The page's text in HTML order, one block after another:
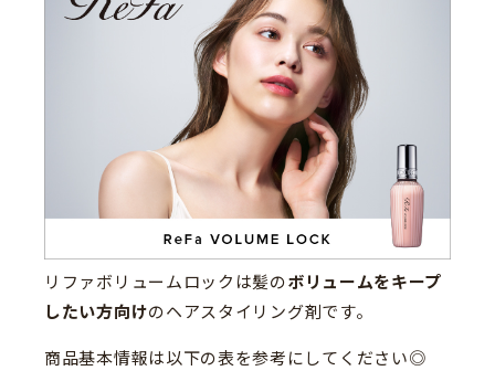
リファボリュームロックは髪のボリュームをキープ
したい方向けのヘアスタイリング剤です。
商品基本情報は以下の表を参考にしてください◎